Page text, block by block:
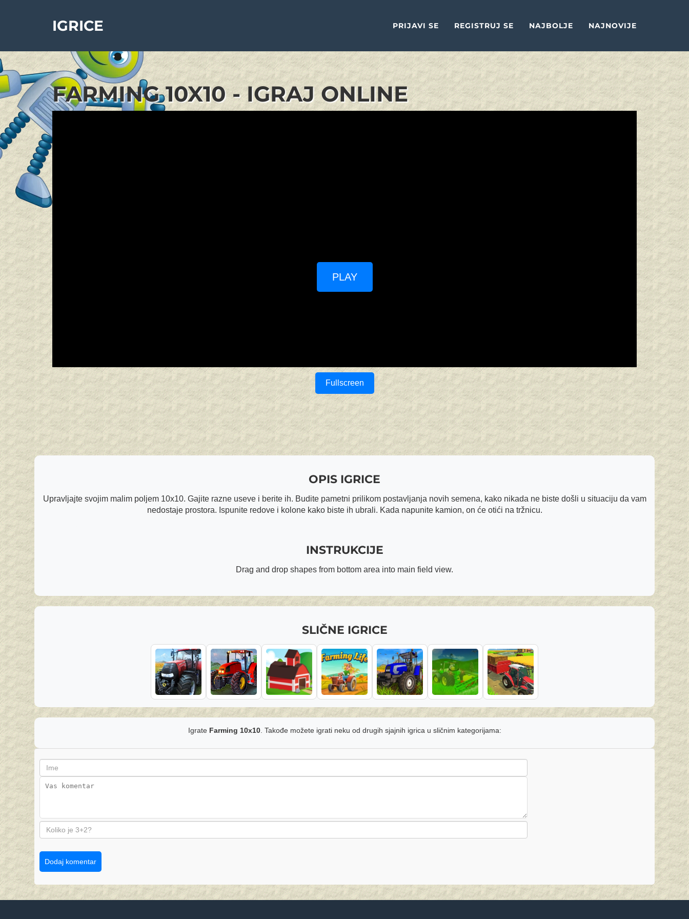
IGRICE PRIJAVI SE REGISTRUJ SE NAJBOLJE NAJNOVIJE
FARMING 10X10 - IGRAJ ONLINE
PLAY
Fullscreen
OPIS IGRICE
Upravljajte svojim malim poljem 10x10. Gajite razne useve i berite ih. Budite pametni prilikom postavljanja novih semena, kako nikada ne biste došli u situaciju da vam
nedostaje prostora. Ispunite redove i kolone kako biste ih ubrali. Kada napunite kamion, on će otići na tržnicu.
INSTRUKCIJE
Drag and drop shapes from bottom area into main field view.
SLIČNE IGRICE
Igrate Farming 10x10. Takođe možete igrati neku od drugih sjajnih igrica u sličnim kategorijama:
Dodaj komentar